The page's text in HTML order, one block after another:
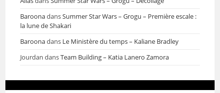
BaroonadansSummer Star Wars – Grogu – Première escale :
la lune de Shakari
Baroonadans Le Ministère du temps – Kaliane Bradley
Jourdan dansTeam Building – Katia Lanero Zamora